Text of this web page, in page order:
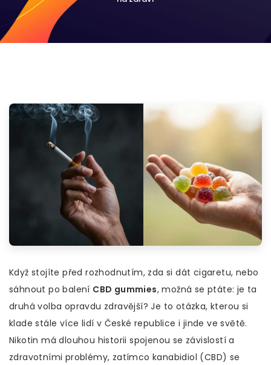
Když stojíte před rozhodnutím, zda si dát cigaretu, nebo
sáhnout po balení CBD gummies, možná se ptáte: je ta
druhá volba opravdu zdravější? Je to otázka, kterou si
klade stále více lidí v České republice i jinde ve světě.
Nikotin má dlouhou historii spojenou se závislostí a
zdravotními problémy, zatímco kanabidiol (CBD) se